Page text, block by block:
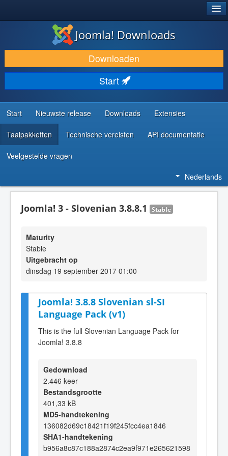
DOWNLOAD & BREID UIT
ONTDEK & LEER
COMMUNITY & ONDERSTEUNING
ONTWIKKELAARSBRONNEN
Joomla! Downloads
Downloaden
Start
Start Nieuwste release Downloads Extensies
Taalpakketten Technische vereisten API documentatie
Veelgestelde vragen
Nederlands
Joomla! 3 - Slovenian 3.8.8.1 Stable
Maturity
Stable
Uitgebracht op
dinsdag 19 september 2017 01:00
Joomla! 3.8.8 Slovenian sl-SI
Language Pack (v1)
This is the full Slovenian Language Pack for
Joomla! 3.8.8
Gedownload
2.446 keer
Bestandsgrootte
401,33 kB
MD5-handtekening
136082d69c18421f19f245fcc4ea1846
SHA1-handtekening
b956a8c87c188a2874c2ea9f971e265621598